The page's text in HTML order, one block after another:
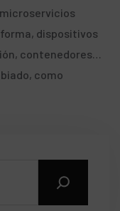
dispositivos
contenedores…
como